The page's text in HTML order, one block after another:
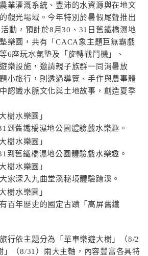
業灌溉系統、豐沛的水資源與在地文
觀光場域。今年特別於暑假尾聲推出
活動，預計於8月30、31日舊鐵橋濕地
樂園，共有「CACA象主題巨無霸戲
6座玩水氣墊及「旋轉戰鬥機」、
樂設施，邀請親子族群一同消暑放
小旅行，則透過導覽、手作與農事體
認識水脈文化與土地故事，創造夏季
到舊鐵橋濕地公園體驗戲水樂趣。
到舊鐵橋濕地公園體驗戲水樂趣。
家深入九曲堂溪秘境體驗蹽溪。
百年歷史的國定古蹟「高屏舊鐵
行依主題分為「單車樂遊大樹」（8/2
」（8/31）兩大主軸，內容豐富各具特